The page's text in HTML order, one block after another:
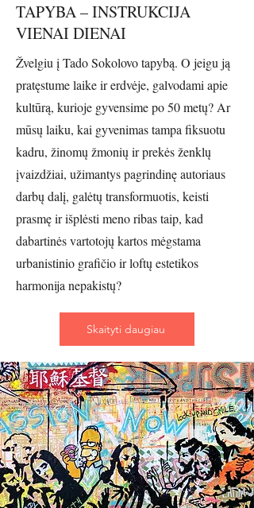
TAPYBA – INSTRUKCIJA
VIENAI DIENAI
Žvelgiu į Tado Sokolovo tapybą. O jeigu ją
pratęstume laike ir erdvėje, galvodami apie
kultūrą, kurioje gyvensime po 50 metų? Ar
mūsų laiku, kai gyvenimas tampa fiksuotu
kadru, žinomų žmonių ir prekės ženklų
įvaizdžiai, užimantys pagrindinę autoriaus
darbų dalį, galėtų transformuotis, keisti
prasmę ir išplėsti meno ribas taip, kad
dabartinės vartotojų kartos mėgstama
urbanistinio grafičio ir loftų estetikos
harmonija nepakistų?
Skaityti daugiau